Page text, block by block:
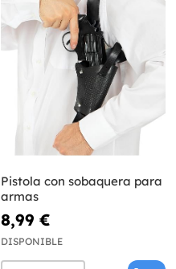
Pistola con sobaquera para
armas
8,99 €
DISPONIBLE